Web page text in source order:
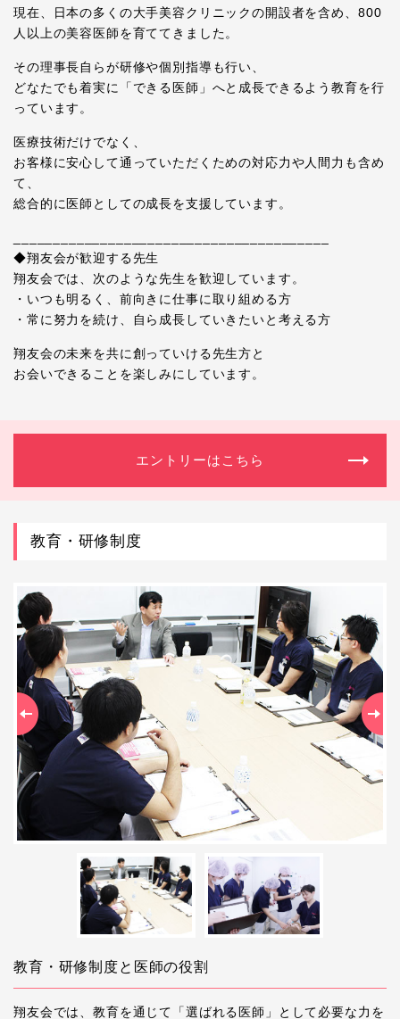
現在、日本の多くの大手美容クリニックの開設者を含め、800
人以上の美容医師を育ててきました。
その理事長自らが研修や個別指導も行い、
どなたでも着実に「できる医師」へと成長できるよう教育を行
っています。
医療技術だけでなく、
お客様に安心して通っていただくための対応力や人間力も含め
て、
総合的に医師としての成長を支援しています。
◆翔友会が歓迎する先生
翔友会では、次のような先生を歓迎しています。
・いつも明るく、前向きに仕事に取り組める方
・常に努力を続け、自ら成長していきたいと考える方
翔友会の未来を共に創っていける先生方と
お会いできることを楽しみにしています。
エントリーはこちら
教育・研修制度
Previous
教育・研修制度と医師の役割
翔友会では、教育を通じて「選ばれる医師」として必要な力を